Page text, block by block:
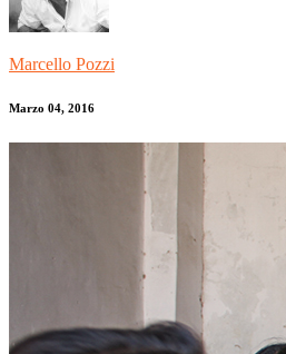
Marcello Pozzi
Marzo 04, 2016